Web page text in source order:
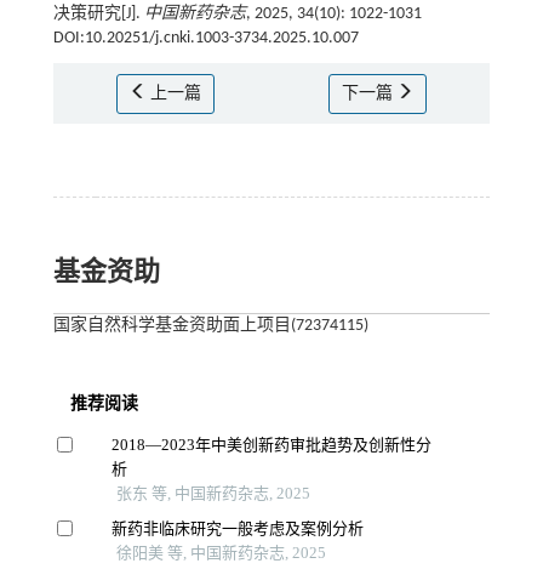
决策研究[J]. 中国新药杂志, 2025, 34(10): 1022-1031
DOI:10.20251/j.cnki.1003-3734.2025.10.007
上一篇 下一篇
基金资助
国家自然科学基金资助面上项目(72374115)